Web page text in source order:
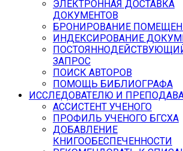
ЭЛЕКТРОННАЯ ДОСТАВКА
ДОКУМЕНТОВ
БРОНИРОВАНИЕ
ИНДЕКСИРОВАНИЕ
ЗАПРОС
ПОИСК АВТОРОВ
ПОМОЩЬ БИБЛИОГРАФА
ИССЛЕДОВАТЕЛЮ И
АССИСТЕНТ УЧЕНОГО
ПРОФИЛЬ УЧЕНОГО БГСХА
ДОБАВЛЕНИЕ
КНИГООБЕСПЕЧЕННОСТИ